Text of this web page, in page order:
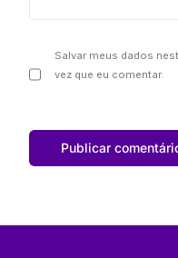
Salvar meus dados
vez que eu comentar.